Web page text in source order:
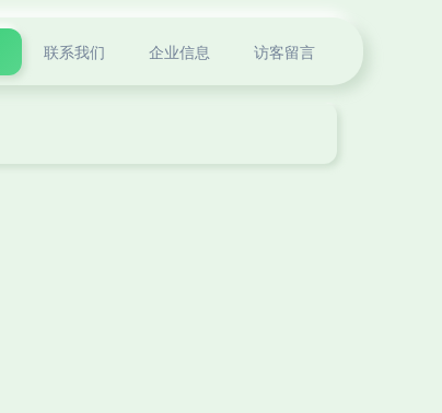
联系我们 企业信息 访客留言